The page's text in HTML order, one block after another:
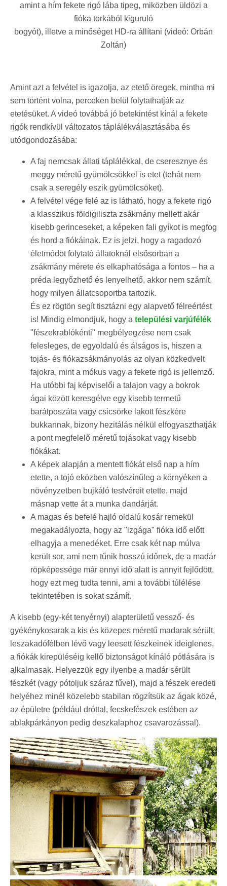
amint a hím fekete rigó lába tipeg, miközben üldözi a
fióka torkából kiguruló
bogyót), illetve a minőséget HD-ra állítani (videó: Orbán
Zoltán)
Amint azt a felvétel is igazolja, az etető öregek, mintha mi
sem történt volna, perceken belül folytathatják az
etetésüket. A videó továbbá jó betekintést kínál a fekete
rigók rendkívül változatos táplálékválasztásába és
utódgondozásába:
A faj nemcsak állati táplálékkal, de cseresznye és
meggy méretű gyümölcsökkel is etet (tehát nem
csak a seregély eszik gyümölcsöket).
A felvétel vége felé az is látható, hogy a fekete rigó
a klasszikus földigiliszta zsákmány mellett akár
kisebb gerinceseket, a képeken fali gyíkot is megfog
és hord a fiókáinak. Ez is jelzi, hogy a ragadozó
életmódot folytató állatoknál elsősorban a
zsákmány mérete és elkaphatósága a fontos – ha a
préda legyőzhető és lenyelhető, akkor nem számít,
hogy milyen állatcsoportba tartozik.
És ez rögtön segít tisztázni egy alapvető félreértést
is! Mindig elmondjuk, hogy a települési varjúfélék
"fészekrablókénti" megbélyegzése nem csak
felesleges, de egyoldalú és álságos is, hiszen a
tojás- és fiókazsákmányolás az olyan közkedvelt
fajokra, mint a mókus vagy a fekete rigó is jellemző.
Ha utóbbi faj képviselői a talajon vagy a bokrok
ágai között keresgélve egy kisebb termetű
barátposzáta vagy csicsörke lakott fészkére
bukkannak, bizony hezitálás nélkül elfogyaszthatják
a pont megfelelő méretű tojásokat vagy kisebb
fiókákat.
A képek alapján a mentett fiókát első nap a hím
etette, a tojó eközben valószínűleg a környéken a
növényzetben bujkáló testvéreit etette, majd
másnap vette át a munka dandárját.
A magas és befelé hajló oldalú kosár remekül
megakadályozta, hogy az "izgága" fióka idő előtt
elhagyja a menedéket. Erre csak két nap múlva
került sor, ami nem tűnik hosszú időnek, de a madár
röpképessége már ennyi idő alatt is annyit fejlődött,
hogy ezt meg tudta tenni, ami a további túlélése
tekintetében is sokat számít.
A kisebb (egy-két tenyérnyi) alapterületű vessző- és
gyékénykosarak a kis és közepes méretű madarak sérült,
leszakadófélben lévő vagy leesett fészkeinek ideiglenes,
a fiókák kirepüléséig kellő biztonságot kínáló pótlására is
alkalmasak. Helyezzük egy ilyenbe a madár sérült
fészkét (vagy pótoljuk száraz fűvel), majd a fészek eredeti
helyéhez minél közelebb stabilan rögzítsük az ágak közé,
az épületre (például dróttal, fecskefészek estében az
ablakpárkányon pedig deszkalaphoz csavarozással).